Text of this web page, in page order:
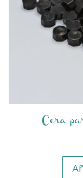
Cera